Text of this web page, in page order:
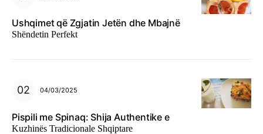
Ushqimet që Zgjatin Jetën dhe Mbajnë
Shëndetin Perfekt
04/03/2025
Pispili me Spinaq: Shija Authentike e
Kuzhinës Tradicionale Shqiptare